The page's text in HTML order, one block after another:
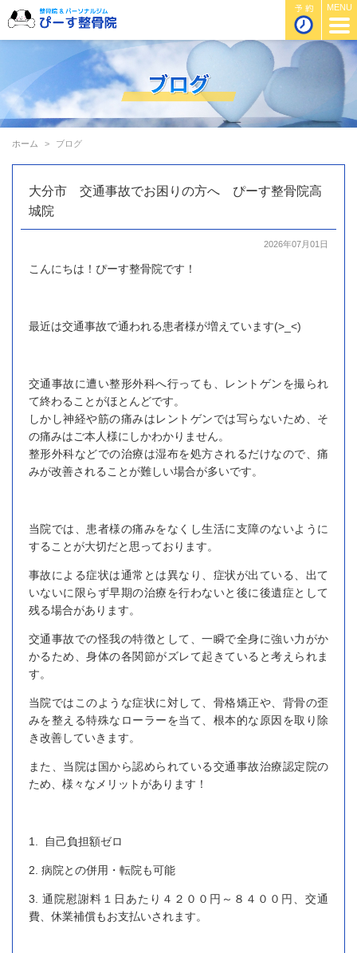
ホーム ブログ
大分市 交通事故でお困りの方へ ぴーす整骨院高
城院
2026年07月01日
こんにちは！ぴーす整骨院です！
最近は交通事故で通われる患者様が増えています(>_<)
交通事故に遭い整形外科へ行っても、レントゲンを撮られ
て終わることがほとんどです。
しかし神経や筋の痛みはレントゲンでは写らないため、そ
の痛みはご本人様にしかわかりません。
整形外科などでの治療は湿布を処方されるだけなので、痛
みが改善されることが難しい場合が多いです。
当院では、患者様の痛みをなくし生活に支障のないように
することが大切だと思っております。
事故による症状は通常とは異なり、症状が出ている、出て
いないに限らず早期の治療を行わないと後に後遺症として
残る場合があります。
交通事故での怪我の特徴として、一瞬で全身に強い力がか
かるため、身体の各関節がズレて起きていると考えられま
す。
当院ではこのような症状に対して、骨格矯正や、背骨の歪
みを整える特殊なローラーを当て、根本的な原因を取り除
き改善していきます。
また、当院は国から認められている交通事故治療認定院の
ため、様々なメリットがあります！
1. 自己負担額ゼロ
2. 病院との併用・転院も可能
3. 通院慰謝料１日あたり４２００円～８４００円、交通
費、休業補償もお支払いされます。